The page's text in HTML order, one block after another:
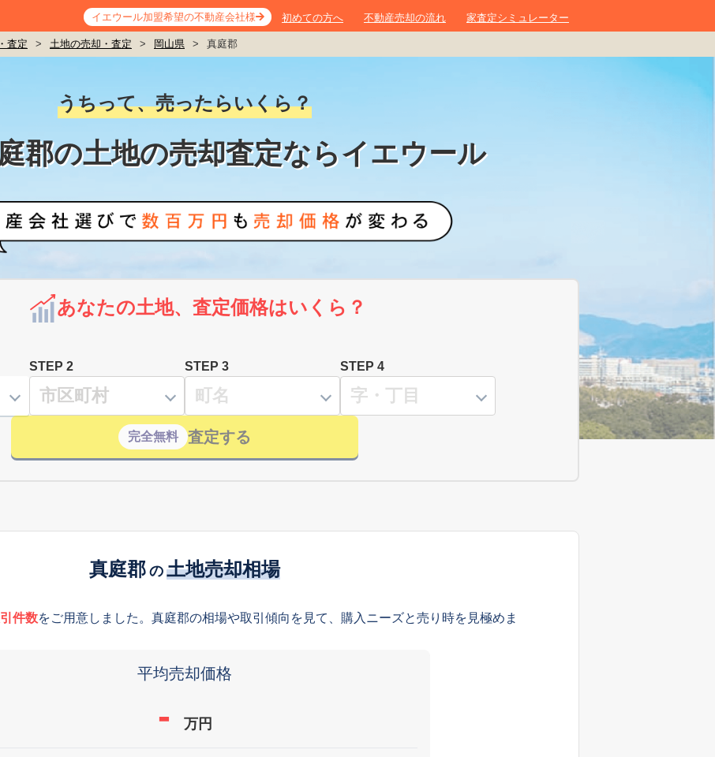
イエウール加盟希望の不動産会社様 初めての方へ 不動産売却の流れ 家査定シミュレーター
査定 > 土地の売却・査定 > 岡山県 > 真庭郡
うちって、売ったらいくら？
郡の土地の売却査定ならイエウール
あなたの土地、査定価格はいくら？
STEP 2 STEP 3 STEP 4
完全無料 査定する
真庭郡 の 土地売却相場
件数をご用意しました。真庭郡の相場や取引傾向を見て、購入ニーズと売り時を見極めま
平均売却価格
- 万円